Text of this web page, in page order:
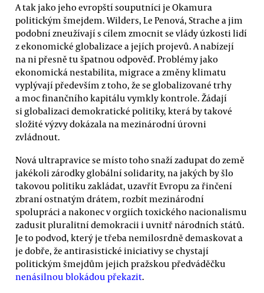
A tak jako jeho evropští souputníci je Okamura
politickým šmejdem. Wilders, Le Penová, Strache a jim
podobní zneužívají s cílem zmocnit se vlády úzkosti lidí
z ekonomické globalizace a jejích projevů. A nabízejí
na ni přesně tu špatnou odpověď. Problémy jako
ekonomická nestabilita, migrace a změny klimatu
vyplývají především z toho, že se globalizované trhy
a moc finančního kapitálu vymkly kontrole. Žádají
si globalizaci demokratické politiky, která by takové
složité výzvy dokázala na mezinárodní úrovni
zvládnout.
Nová ultrapravice se místo toho snaží zadupat do země
jakékoli zárodky globální solidarity, na jakých by šlo
takovou politiku zakládat, uzavřít Evropu za řinčení
zbraní ostnatým drátem, rozbít mezinárodní
spolupráci a nakonec v orgiích toxického nacionalismu
zadusit pluralitní demokracii i uvnitř národních států.
Je to podvod, který je třeba nemilosrdně demaskovat a
je dobře, že antirasistické iniciativy se chystají
politickým šmejdům jejich pražskou předváděčku
nenásilnou blokádou překazit.